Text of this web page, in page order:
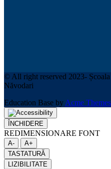
© All right reserved 2023-
Năvodari
Education Base by Acme Themes
ÎNCHIDERE
REDIMENSIONARE FONT
A-
A+
TASTATURĂ
LIZIBILITATE